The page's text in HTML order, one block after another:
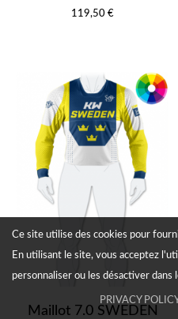
119,50 €
Maillot 7.0 SWEDEN
Ce site utilise des cookies pour
En utilisant le site, vous acceptez
personnaliser ou les désactiver
PRIVACY